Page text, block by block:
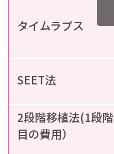
タイムラプス
SEET法
2段階移植法(1段階
目の費用）